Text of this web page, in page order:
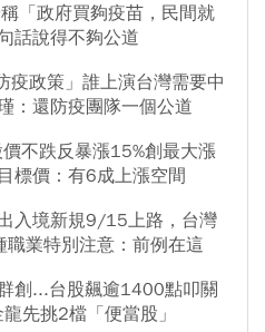
「政府買夠疫苗，民間就
話說得不夠公道
疫政策」誰上演台灣需要中
：還防疫團隊一個公道
不跌反暴漲15%創最大漲
標價：有6成上漲空間
入境新規9/15上路，台灣
業特別注意：前例在這
創...台股飆逾1400點叩關
先挑2檔「便當股」